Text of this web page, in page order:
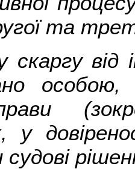
та
скаргу
у